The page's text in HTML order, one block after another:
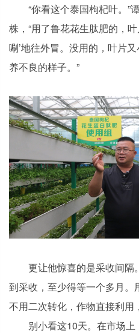
“你看这个泰国枸杞叶。”
株，“用了鲁花花生肽肥的，
唰’地往外冒。没用的，叶片
养不良的样子。”
更让他惊喜的是采收间隔
到采收，至少得等一个多月。
不用二次转化，作物直接利用
别小看这10天。在市场